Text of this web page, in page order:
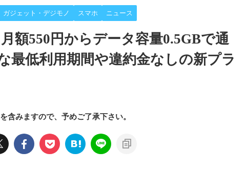
ガジェット・デジモノ スマホ ニュース
額550円からデータ容量0.5GBで通
最低利用期間や違約金なしの新プラ
含みますので、予めご了承下さい。